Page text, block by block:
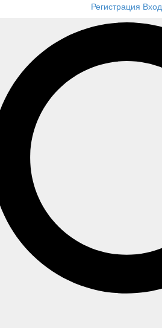
Регистрация Вход